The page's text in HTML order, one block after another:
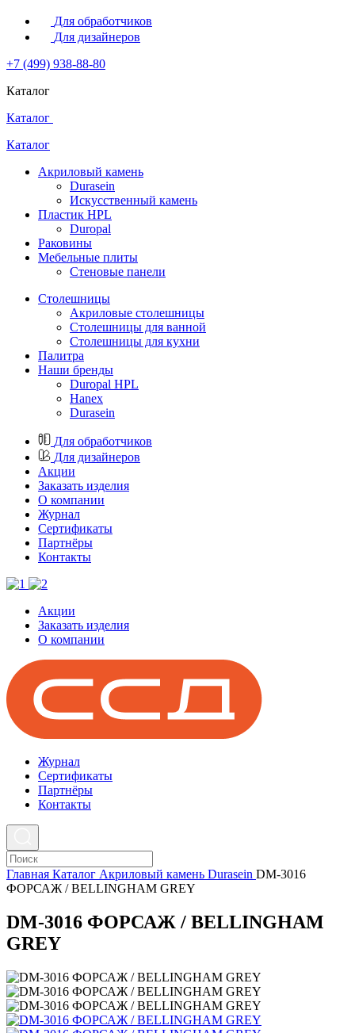
Для обработчиков
Для дизайнеров
+7 (499) 938-88-80
Каталог
Каталог
Каталог
Акриловый камень
Durasein
Искусственный камень
Пластик HPL
Duropal
Раковины
Мебельные плиты
Стеновые панели
Столешницы
Акриловые столешницы
Столешницы для ванной
Столешницы для кухни
Палитра
Наши бренды
Duropal HPL
Hanex
Durasein
Для обработчиков
Для дизайнеров
Акции
Заказать изделия
О компании
Журнал
Cертификаты
Партнёры
Контакты
Акции
Заказать изделия
О компании
Журнал
Cертификаты
Партнёры
Контакты
Главная Каталог Акриловый камень Durasein DM-3016
ФОРСАЖ / BELLINGHAM GREY
DM-3016 ФОРСАЖ / BELLINGHAM
GREY